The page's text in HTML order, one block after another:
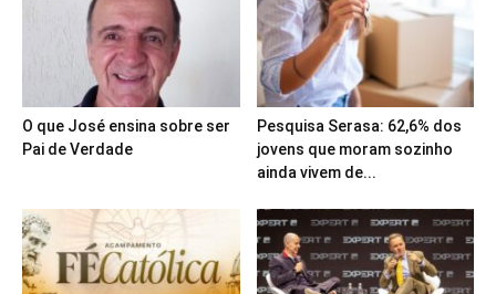
O que José ensina sobre ser
Pai de Verdade
Pesquisa Serasa: 62,6% dos
jovens que moram sozinho
ainda vivem de...